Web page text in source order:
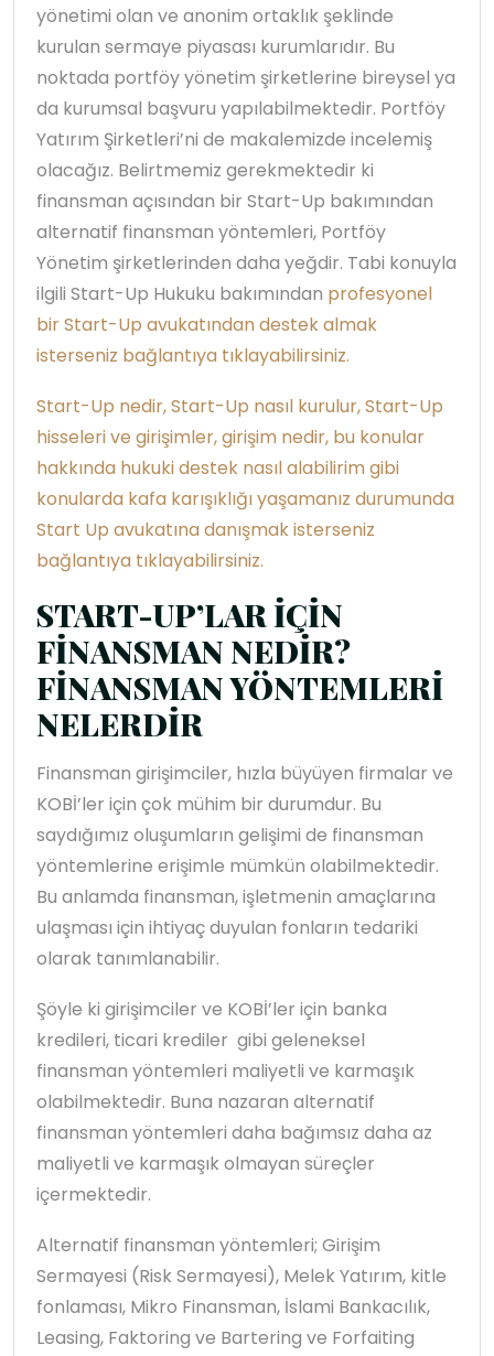
yönetimi olan ve anonim ortaklık şeklinde
kurulan sermaye piyasası kurumlarıdır. Bu
noktada portföy yönetim şirketlerine bireysel ya
da kurumsal başvuru yapılabilmektedir. Portföy
Yatırım Şirketleri’ni de makalemizde incelemiş
olacağız. Belirtmemiz gerekmektedir ki
finansman açısından bir Start-Up bakımından
alternatif finansman yöntemleri, Portföy
Yönetim şirketlerinden daha yeğdir. Tabi konuyla
ilgili Start-Up Hukuku bakımından profesyonel
bir Start-Up avukatından destek almak
isterseniz bağlantıya tıklayabilirsiniz.
Start-Up nedir, Start-Up nasıl kurulur, Start-Up
hisseleri ve girişimler, girişim nedir, bu konular
hakkında hukuki destek nasıl alabilirim gibi
konularda kafa karışıklığı yaşamanız durumunda
Start Up avukatına danışmak isterseniz
bağlantıya tıklayabilirsiniz.
START-UP’LAR İÇİN
FİNANSMAN NEDİR?
FİNANSMAN YÖNTEMLERİ
NELERDİR
Finansman girişimciler, hızla büyüyen firmalar ve
KOBİ’ler için çok mühim bir durumdur. Bu
saydığımız oluşumların gelişimi de finansman
yöntemlerine erişimle mümkün olabilmektedir.
Bu anlamda finansman, işletmenin amaçlarına
ulaşması için ihtiyaç duyulan fonların tedariki
olarak tanımlanabilir.
Şöyle ki girişimciler ve KOBİ’ler için banka
kredileri, ticari krediler gibi geleneksel
finansman yöntemleri maliyetli ve karmaşık
olabilmektedir. Buna nazaran alternatif
finansman yöntemleri daha bağımsız daha az
maliyetli ve karmaşık olmayan süreçler
içermektedir.
Alternatif finansman yöntemleri; Girişim
Sermayesi (Risk Sermayesi), Melek Yatırım, kitle
fonlaması, Mikro Finansman, İslami Bankacılık,
Leasing, Faktoring ve Bartering ve Forfaiting